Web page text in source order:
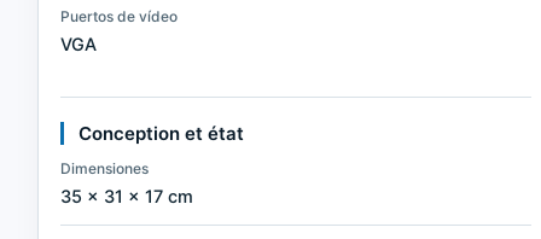
Puertos de vídeo
VGA
Conception et état
Dimensiones
35 × 31 × 17 cm